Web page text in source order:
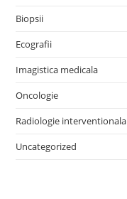
Biopsii
Ecografii
Imagistica medicala
Oncologie
Radiologie interventionala
Uncategorized